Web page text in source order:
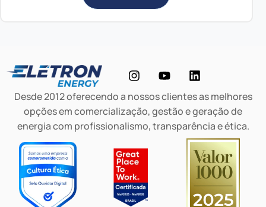
Desde 2012 oferecendo a nossos clientes as melhores
opções em comercialização, gestão e geração de
energia com profissionalismo, transparência e ética.